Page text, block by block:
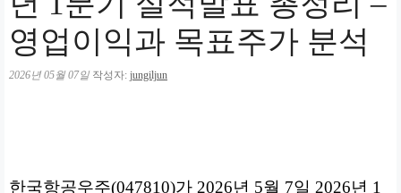
영업이익과 목표주가 분석
2026년 05월 07일 작성자: jungiljun
한국항공우주(047810)가 2026년 5월 7일 2026년 1